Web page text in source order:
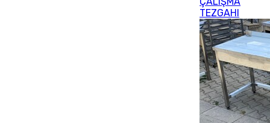
TEZGAHI